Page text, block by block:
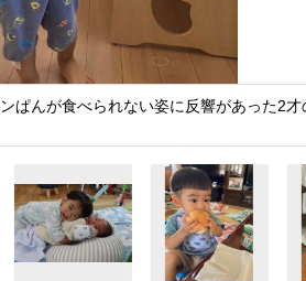
ぱんが食べられない姿に反響があった2才